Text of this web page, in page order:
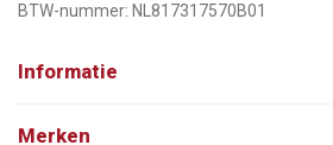
BTW-nummer: NL817317570B01
Informatie
Merken